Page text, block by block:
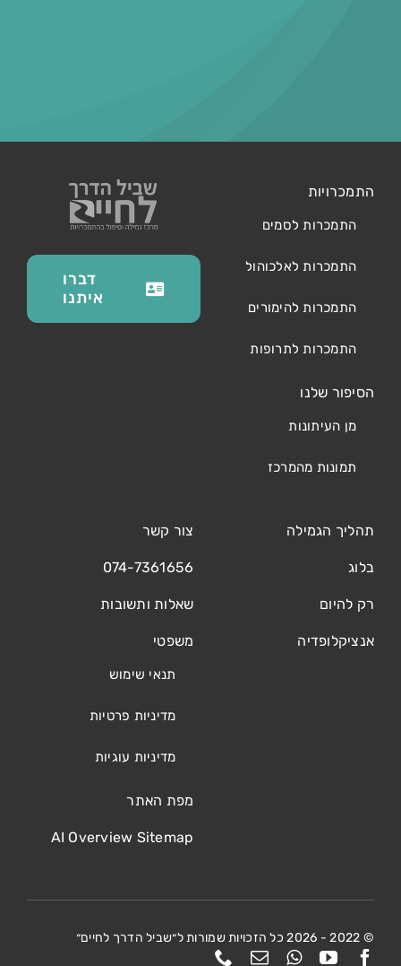
התמכרויות
התמכרות לסמים
התמכרות לאלכוהול
התמכרות להימורים
התמכרות לתרופות
הסיפור שלנו
מן העיתונות
תמונות מהמרכז
תהליך הגמילה
בלוג
רק להיום
אנציקלופדיה
צור קשר
074-7361656
שאלות ותשובות
משפטי
תנאי שימוש
מדיניות פרטיות
מדיניות עוגיות
מפת האתר
AI Overview Sitemap
דברו
איתנו
© 2022 - 2026 כל הזכויות שמורות ל״שביל הדרך לחיים״